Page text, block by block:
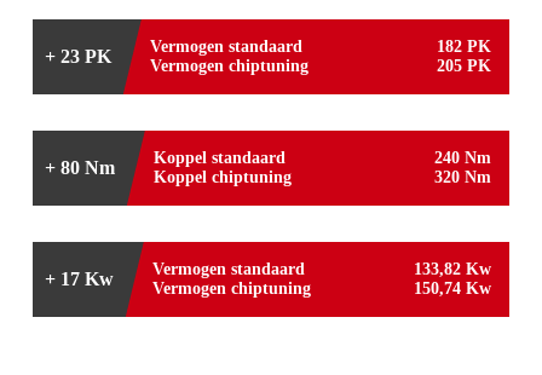
+ 23 PK Vermogen standaard
182 PK
Vermogen chiptuning
205 PK
+ 80 Nm Koppel standaard
240 Nm
Koppel chiptuning
320 Nm
+ 17 Kw Vermogen standaard
133,82 Kw
Vermogen chiptuning
150,74 Kw